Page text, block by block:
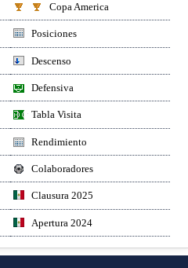
Copa America
Posiciones
Descenso
Defensiva
Tabla Visita
Rendimiento
Colaboradores
Clausura 2025
Apertura 2024